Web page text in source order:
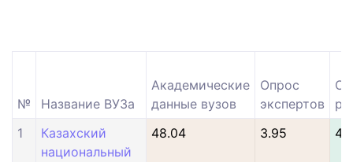
№ Название ВУЗа
Академические
данные вузов
Опрос
экспертов
1
Казахский
национальный
48.04 3.95